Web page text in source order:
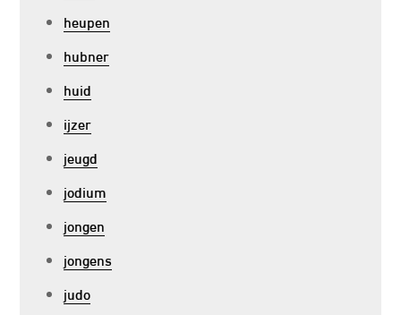
heupen
hubner
huid
ijzer
jeugd
jodium
jongen
jongens
judo